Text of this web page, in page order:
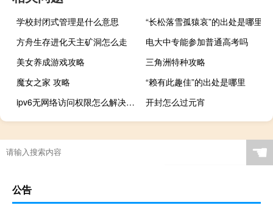
学校封闭式管理是什么意思
“长松落雪孤猿哀”的出处是哪里
方舟生存进化天主矿洞怎么走
电大中专能参加普通高考吗
美女养成游戏攻略
三角洲特种攻略
魔女之家 攻略
“赖有此趣佳”的出处是哪里
ipv6无网络访问权限怎么解决win10（ipv6无网络访问权限）
开封怎么过元宵
☚
公告